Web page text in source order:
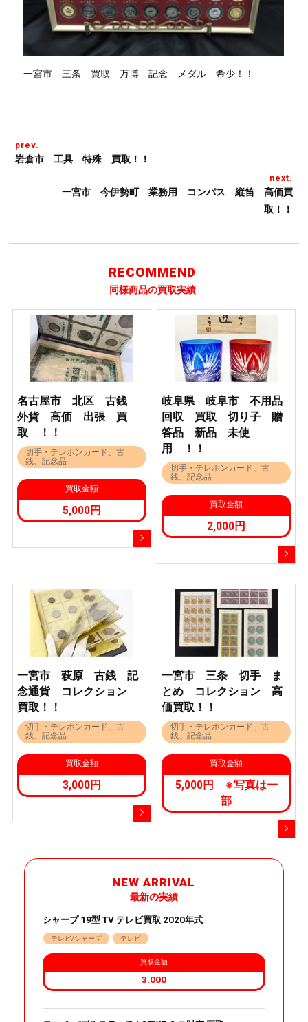
一宮市 三条 買取 万博 記念 メダル 希少！！
prev.
岩倉市 工具 特殊 買取！！
next.
一宮市 今伊勢町 業務用 コンパス 縦笛 高価買
取！！
RECOMMEND
同様商品の買取実績
名古屋市 北区 古銭
外貨 高価 出張 買
取 ！！
切手・テレホンカード、古
銭、記念品
買取金額
5,000円
岐阜県 岐阜市 不用品
回収 買取 切り子 贈
答品 新品 未使
用 ！！
切手・テレホンカード、古
銭、記念品
買取金額
2,000円
一宮市 萩原 古銭 記
念通貨 コレクション
買取！！
切手・テレホンカード、古
銭、記念品
買取金額
3,000円
一宮市 三条 切手 ま
とめ コレクション 高
価買取！！
切手・テレホンカード、古
銭、記念品
買取金額
5,000円 ※写真は一
部
NEW ARRIVAL
最新の実績
シャープ 19型 TV テレビ買取 2020年式
テレビ/シャープ テレビ
買取金額
3.000